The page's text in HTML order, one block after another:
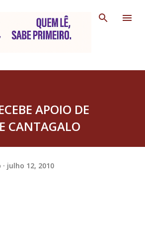
Pular para o conteúdo principal
APOIO DE
CANTAGALO
julho 12, 2010